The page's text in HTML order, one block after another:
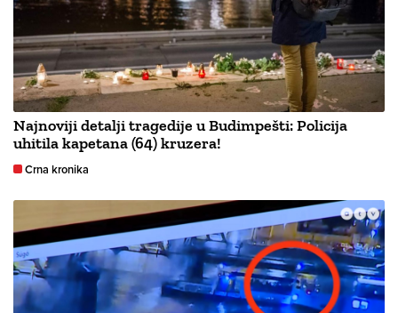
Najnoviji detalji tragedije u Budimpešti: Policija
uhitila kapetana (64) kruzera!
Crna kronika